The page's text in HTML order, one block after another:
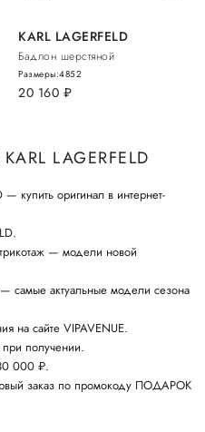
KARL LAGERFELD
Бадлон шерстяной
20 160 руб.
Размеры:4852
LAGERFELD
купить оригинал в интернет-
— модели новой
самые актуальные модели сезона
на сайте VIPAVENUE.
получении.
000 ₽.
заказ по промокоду ПОДАРОК